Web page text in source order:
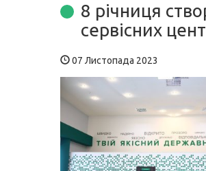
8 річниця
сервісних
07 Листопада 2023